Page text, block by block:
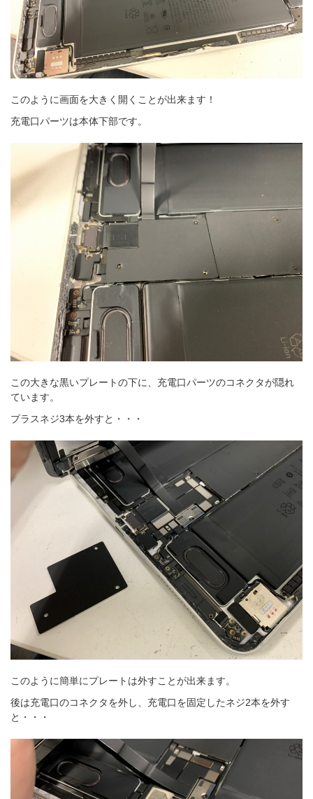
このように画面を大きく開くことが出来ます！
充電口パーツは本体下部です。
この大きな黒いプレートの下に、充電口パーツのコネクタが隠れ
ています。
プラスネジ3本を外すと・・・
このように簡単にプレートは外すことが出来ます。
後は充電口のコネクタを外し、充電口を固定したネジ2本を外す
と・・・